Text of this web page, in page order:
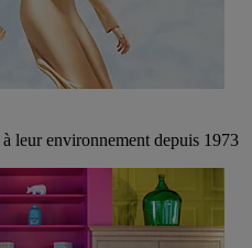
leur environnement depuis 1973